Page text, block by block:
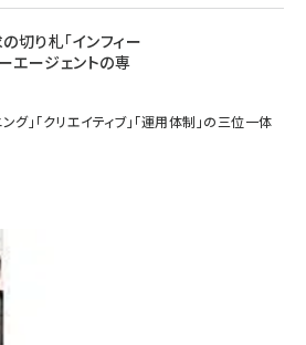
切り札「インフィー
エージェントの専
グ」「クリエイティブ」「運用体制」の三位一体